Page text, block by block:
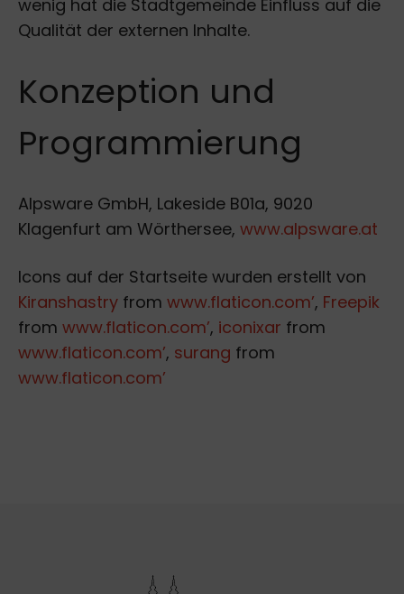
wenig hat die Stadtgemeinde Einfluss auf die
Qualität der externen Inhalte.
Konzeption und
Programmierung
Alpsware GmbH, Lakeside B01a, 9020
Klagenfurt am Wörthersee, www.alpsware.at
Icons auf der Startseite wurden erstellt von
Kiranshastry from www.flaticon.com’, Freepik
from www.flaticon.com’, iconixar from
www.flaticon.com’, surang from
www.flaticon.com’